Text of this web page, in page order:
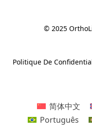
© 2025
Politique De
简体中文
Português